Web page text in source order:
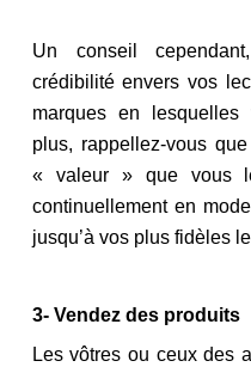
Un conseil
crédibilité envers vos
marques en lesquelles
plus, rappellez-vous
« valeur » que vous
continuellement en
jusqu’à vos plus fidèles
3- Vendez des produits
Les vôtres ou ceux des